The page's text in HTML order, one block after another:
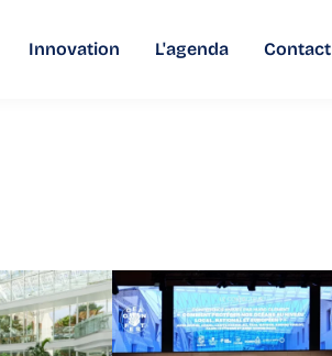
Innovation L'agenda Contact